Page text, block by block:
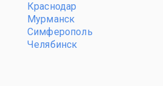
Краснодар
Мурманск
Симферополь
Челябинск